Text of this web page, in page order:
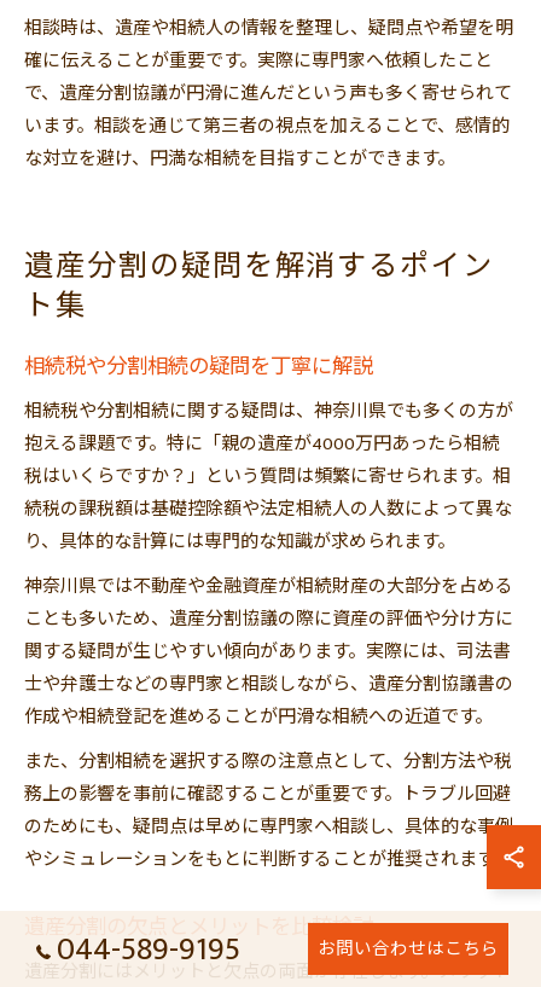
相談時は、遺産や相続人の情報を整理し、疑問点や希望を明
確に伝えることが重要です。実際に専門家へ依頼したこと
で、遺産分割協議が円滑に進んだという声も多く寄せられて
います。相談を通じて第三者の視点を加えることで、感情的
な対立を避け、円満な相続を目指すことができます。
遺産分割の疑問を解消するポイン
ト集
相続税や分割相続の疑問を丁寧に解説
相続税や分割相続に関する疑問は、神奈川県でも多くの方が
抱える課題です。特に「親の遺産が4000万円あったら相続
税はいくらですか？」という質問は頻繁に寄せられます。相
続税の課税額は基礎控除額や法定相続人の人数によって異な
り、具体的な計算には専門的な知識が求められます。
神奈川県では不動産や金融資産が相続財産の大部分を占める
ことも多いため、遺産分割協議の際に資産の評価や分け方に
関する疑問が生じやすい傾向があります。実際には、司法書
士や弁護士などの専門家と相談しながら、遺産分割協議書の
作成や相続登記を進めることが円滑な相続への近道です。
また、分割相続を選択する際の注意点として、分割方法や税
務上の影響を事前に確認することが重要です。トラブル回避
のためにも、疑問点は早めに専門家へ相談し、具体的な事例
やシミュレーションをもとに判断することが推奨されます。
遺産分割の欠点とメリットを比較検討
遺産分割にはメリットと欠点の両面が存在します。メリット
044-589-9195 お問い合わせはこちら